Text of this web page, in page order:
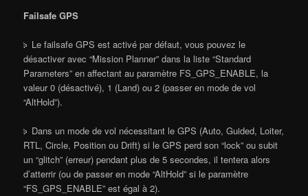
Failsafe GPS
Le failsafe GPS est activé par défaut, vous pouvez le
désactiver avec “Mission Planner” dans la liste “Standard
Parameters” en affectant au paramètre FS_GPS_ENABLE, la
valeur 0 (désactivé), 1 (Land) ou 2 (passer en mode de vol
“AltHold”).
Dans un mode de vol nécessitant le GPS (Auto, Guided, Loiter,
RTL, Circle, Position ou Drift) si le GPS perd son “lock” ou subit
un “glitch” (erreur) pendant plus de 5 secondes, il tentera alors
d’atterrir (ou de passer en mode “AltHold” si le paramètre
“FS_GPS_ENABLE” est égal à 2).